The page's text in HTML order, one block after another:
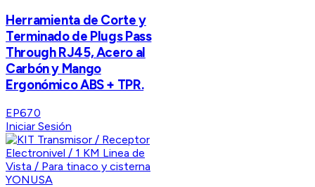
Herramienta de Corte y
Terminado de Plugs Pass
Through RJ45, Acero al
Carbón y Mango
Ergonómico ABS + TPR.
EP670
Iniciar Sesión
YONUSA